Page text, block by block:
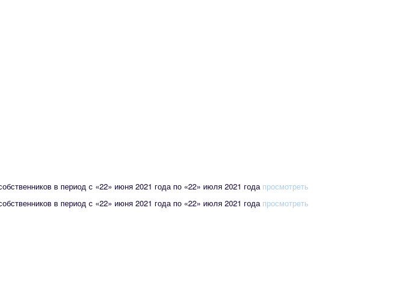
в период с «22» июня 2021 года по «22» июля 2021 года просмотреть
в период с «22» июня 2021 года по «22» июля 2021 года просмотреть